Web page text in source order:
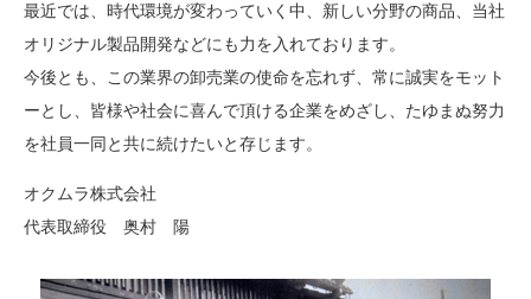
最近では、時代環境が変わっていく中、新しい分野の商品、当社
オリジナル製品開発などにも力を入れております。
今後とも、この業界の卸売業の使命を忘れず、常に誠実をモット
ーとし、皆様や社会に喜んで頂ける企業をめざし、たゆまぬ努力
を社員一同と共に続けたいと存じます。
オクムラ株式会社
代表取締役 奥村 陽